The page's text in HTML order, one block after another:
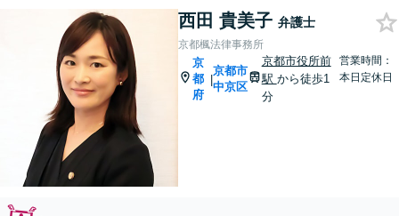
西田 貴美子 弁護士
京都楓法律事務所
京
都
府
|
京都市
中京区
京都市役所前
駅 から徒歩1
分
営業時間：
本日定休日